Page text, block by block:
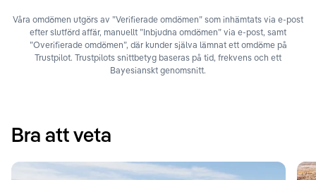
Våra omdömen utgörs av ”Verifierade omdömen” som inhämtats via e-post
efter slutförd affär, manuellt ”Inbjudna omdömen” via e-post, samt
”Overifierade omdömen”, där kunder själva lämnat ett omdöme på
Trustpilot. Trustpilots snittbetyg baseras på tid, frekvens och ett
Bayesianskt genomsnitt.
Bra att veta